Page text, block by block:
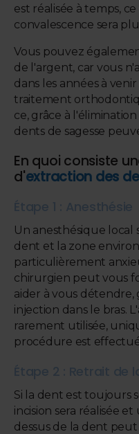
est réalisée à temps,
convalescence sera
Vous pouvez
de l'argent, car vous
dans les années à
traitement
ce, grâce à
dents de sagesse
En quoi consiste
d'extraction des
Étape 1 : Anesthésie
Un anesthésique local
dent et la zone
particulièrement
chirurgien peut vous
aider à vous
injection dans le bras.
rarement utilisée,
procédure est
Étape 2 : Retrait de
Si la dent est toujours
incision sera réalisée
dessus de la dent